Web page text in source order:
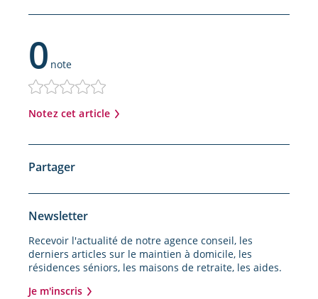
0note
Notez cet article
Newsletter
Recevoir l'actualité de notre agence conseil, les
derniers articles sur le maintien à domicile, les
résidences séniors, les maisons de retraite, les aides.
Je m'inscris
Partager